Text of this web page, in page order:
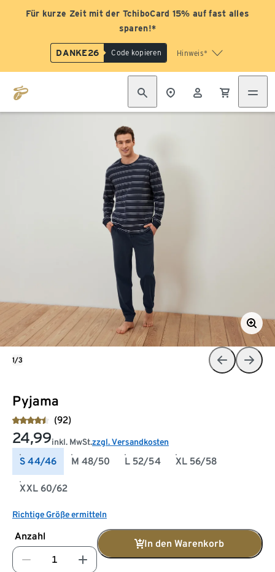
Für kurze Zeit mit der TchiboCard 15% auf fast alles
sparen!*
DANKE26 Code kopieren Hinweis*
Pyjama
(92)
24,99inkl. MwSt.zzgl. Versandkosten
S 44/46 M 48/50 L 52/54 XL 56/58
XXL 60/62
Richtige Größe ermitteln
Anzahl
In den Warenkorb
1/3